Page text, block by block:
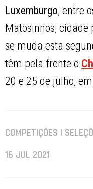
Luxemburgo, entre
Matosinhos, cidade
se muda esta
têm pela frente o
20 e 25 de julho,
COMPETIÇÕES |
16 JUL 2021